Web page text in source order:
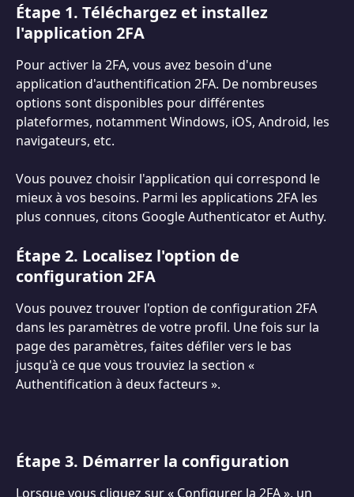
Étape 1. Téléchargez et installez
l'application 2FA
Pour activer la 2FA, vous avez besoin d'une
application d'authentification 2FA. De nombreuses
options sont disponibles pour différentes
plateformes, notamment Windows, iOS, Android, les
navigateurs, etc.
Vous pouvez choisir l'application qui correspond le
mieux à vos besoins. Parmi les applications 2FA les
plus connues, citons Google Authenticator et Authy.
Étape 2. Localisez l'option de
configuration 2FA
Vous pouvez trouver l'option de configuration 2FA
dans les paramètres de votre profil. Une fois sur la
page des paramètres, faites défiler vers le bas
jusqu'à ce que vous trouviez la section «
Authentification à deux facteurs ».
Étape 3. Démarrer la configuration
Lorsque vous cliquez sur « Configurer la 2FA », un